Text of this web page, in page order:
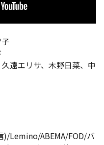
遠エリサ、木野日菜、中
)/Lemino/ABEMA/FOD/バ